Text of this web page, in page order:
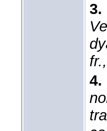
3.
fr.,
4.